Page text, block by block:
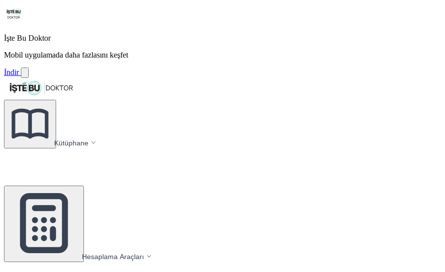
İşte Bu Doktor
Mobil uygulamada daha fazlasını keşfet
İndir
Kütüphane
Hesaplama Araçları